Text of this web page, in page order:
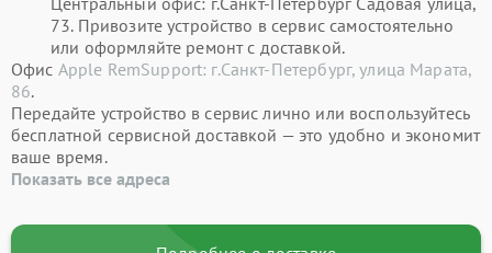
73. Привозите устройство в сервис самостоятельно
или оформляйте ремонт с доставкой.
Офис Apple RemSupport: г.Санкт-Петербург, улица Марата,
86.
Передайте устройство в сервис лично или воспользуйтесь
бесплатной сервисной доставкой — это удобно и экономит
ваше время.
Показать все адреса